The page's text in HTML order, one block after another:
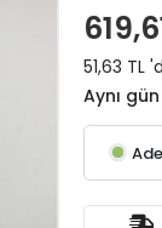
51,63 TL
Aynı